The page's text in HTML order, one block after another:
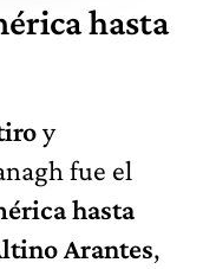
hasta
y
fue el
hasta
Arantes,